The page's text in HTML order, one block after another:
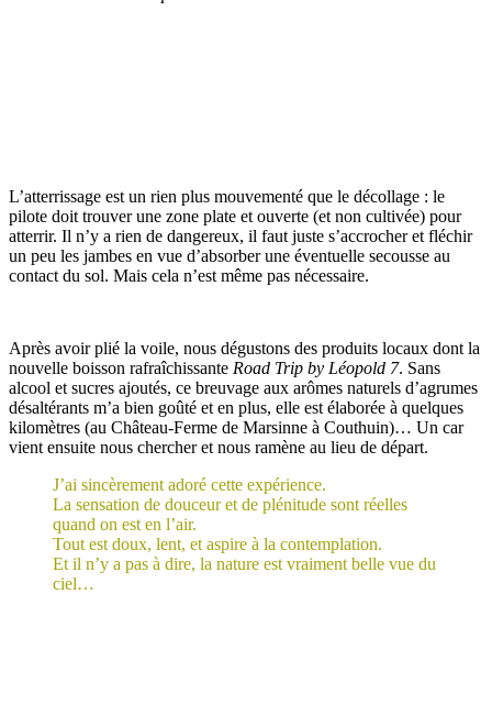
L’atterrissage est un rien plus mouvementé que le décollage : le
pilote doit trouver une zone plate et ouverte (et non cultivée) pour
atterrir. Il n’y a rien de dangereux, il faut juste s’accrocher et fléchir
un peu les jambes en vue d’absorber une éventuelle secousse au
contact du sol. Mais cela n’est même pas nécessaire.
Après avoir plié la voile, nous dégustons des produits locaux dont la
nouvelle boisson rafraîchissante Road Trip by Léopold 7. Sans
alcool et sucres ajoutés, ce breuvage aux arômes naturels d’agrumes
désaltérants m’a bien goûté et en plus, elle est élaborée à quelques
kilomètres (au Château-Ferme de Marsinne à Couthuin)… Un car
vient ensuite nous chercher et nous ramène au lieu de départ.
J’ai sincèrement adoré cette expérience.
La sensation de douceur et de plénitude sont réelles
quand on est en l’air.
Tout est doux, lent, et aspire à la contemplation.
Et il n’y a pas à dire, la nature est vraiment belle vue du
ciel…